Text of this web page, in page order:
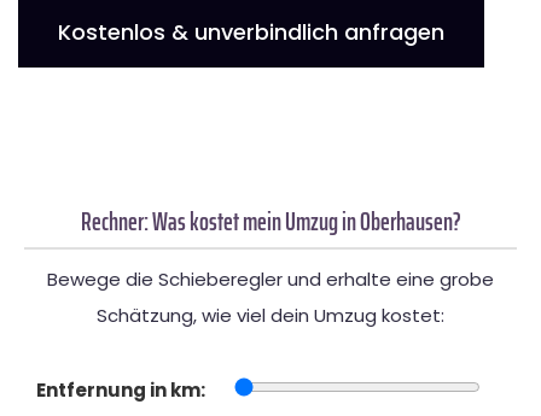
Kostenlos & unverbindlich anfragen
Rechner: Was kostet mein Umzug in Oberhausen?
Bewege die Schieberegler und erhalte eine grobe
Schätzung, wie viel dein Umzug kostet:
Entfernung in km: